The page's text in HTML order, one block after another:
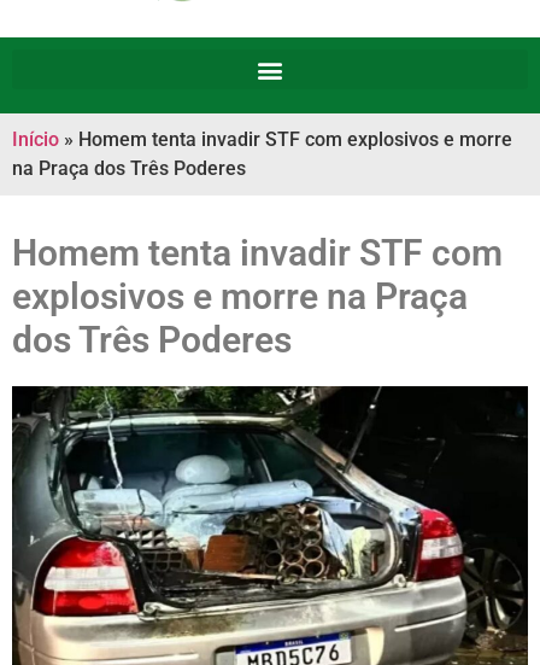
Início » Homem tenta invadir STF com explosivos e morre
na Praça dos Três Poderes
Homem tenta invadir STF com
explosivos e morre na Praça
dos Três Poderes